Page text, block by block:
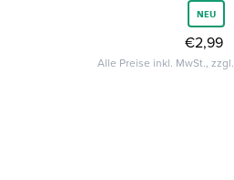
NEU
€2,99
Alle Preise inkl. MwSt.,